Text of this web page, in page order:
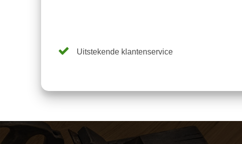
Uitstekende klantenservice